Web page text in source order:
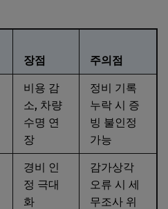
장점 주의점
비용 감
소, 차량
수명 연
장
정비 기록
누락 시 증
빙 불인정
가능
경비 인
정 극대
화
감가상각
오류 시 세
무조사 위